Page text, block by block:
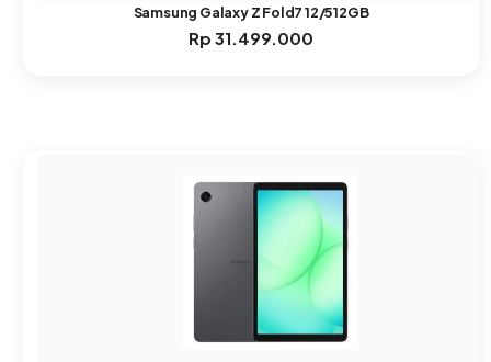
Samsung Galaxy Z Fold7 12/512GB
Rp 31.499.000